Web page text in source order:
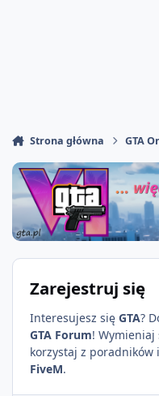
Strona główna GTA
Zarejestruj się
Interesujesz się GTA?
GTA Forum! Wymieniaj
korzystaj z poradników
FiveM.